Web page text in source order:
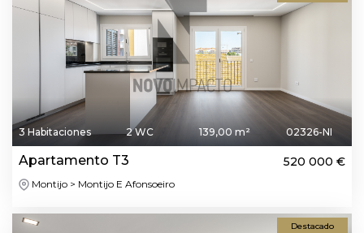
3 Habitaciones 2 WC 139,00 m² 02326-NI
Apartamento T3 520 000 €
Montijo > Montijo E Afonsoeiro
Destacado